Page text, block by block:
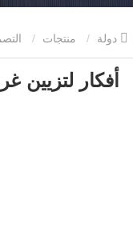
منتجات
لتزيين غرفة الدراسة
أفكار لتزيين